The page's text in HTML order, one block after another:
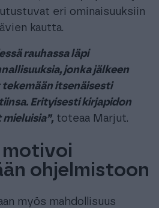
eri ominaisuuksiin
kautta.
rauhassa läpi
jonka jälkeen
itsenäisesti
Erityisesti kirjapidon
toteaa Marjut.
ohjelmistoon
myös mahdollisuus